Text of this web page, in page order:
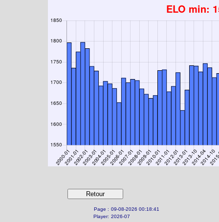
Page : 09-08-2026 00:18:41
Player: 2026-07